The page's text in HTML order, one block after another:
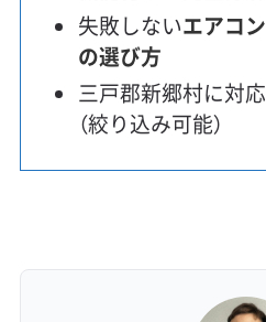
失敗しないエアコ
の選び方
三戸郡新郷村に対
（絞り込み可能）